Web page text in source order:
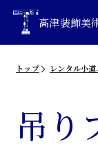
高津装飾美
トップ レンタル小
吊り